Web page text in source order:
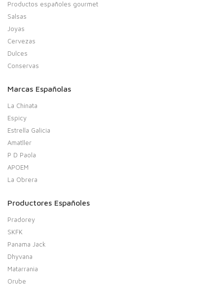
Productos españoles gourmet
Salsas
Joyas
Cervezas
Dulces
Conservas
Marcas Españolas
La Chinata
Espicy
Estrella Galicia
Amatller
P D Paola
APOEM
La Obrera
Productores Españoles
Pradorey
SKFK
Panama Jack
Dhyvana
Matarrania
Orube